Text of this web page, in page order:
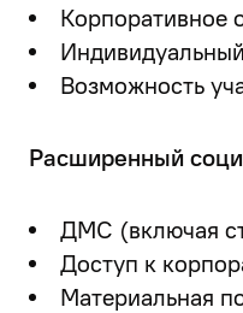
Корпоративное
Возможность
Расширенный
ДМС (включая
Доступ к
Материальная